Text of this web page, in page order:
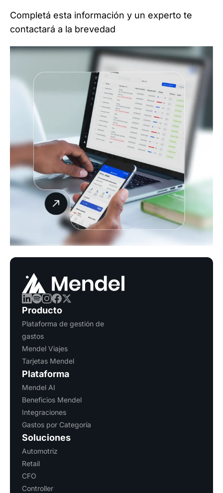
Completá esta información y un experto te
contactará a la brevedad
Producto
Plataforma de gestión de
gastos
Mendel Viajes
Tarjetas Mendel
Plataforma
Mendel AI
Beneficios Mendel
Integraciones
Gastos por Categoría
Soluciones
Automotriz
Retail
CFO
Controller